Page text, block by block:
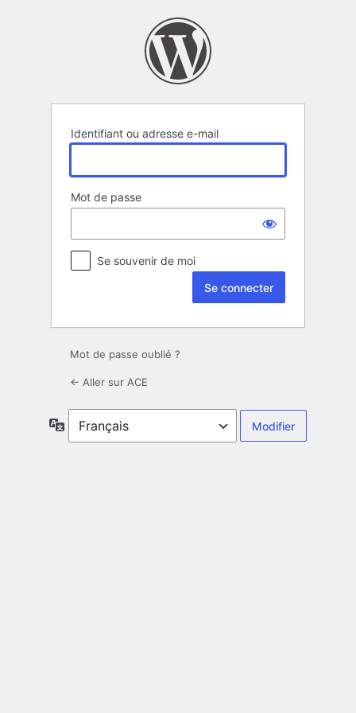
Identifiant ou adresse e-mail
Mot de passe
Se souvenir de moi
Mot de passe oublié ?
← Aller sur ACE
Langue